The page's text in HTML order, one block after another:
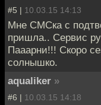
#5 | 10.03.15 14:13
Мне СМСка с
пришла.. Сервис
Пааарни!!! Скоро
солнышко.
aqualiker »
#6 | 10.03.15 14:18